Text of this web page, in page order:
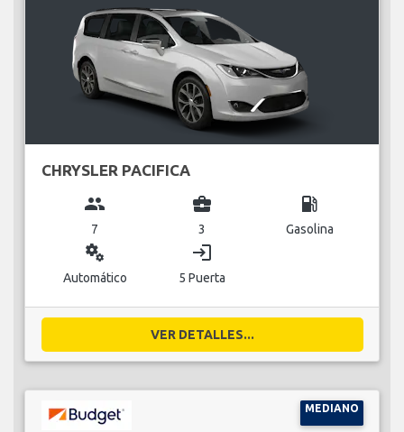
CHRYSLER PACIFICA
group
7
business_center
3
local_gas_station
Gasolina
miscellaneous_services
Automático
login
5 Puerta
VER DETALLES...
MEDIANO